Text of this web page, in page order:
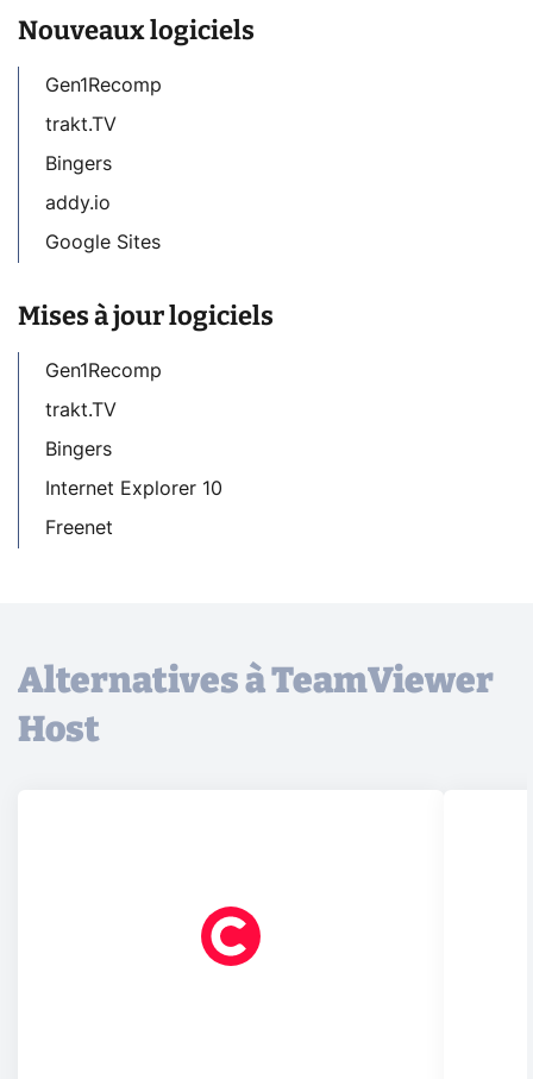
Nouveaux logiciels
Gen1Recomp
trakt.TV
Bingers
addy.io
Google Sites
Mises à jour logiciels
Gen1Recomp
trakt.TV
Bingers
Internet Explorer 10
Freenet
Alternatives à TeamViewer
Host